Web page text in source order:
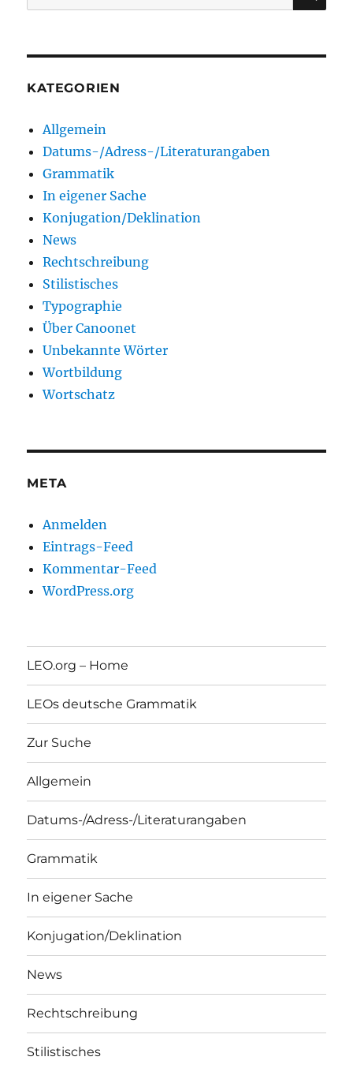
nach:
KATEGORIEN
Allgemein
Datums-/Adress-/Literaturangaben
Grammatik
In eigener Sache
Konjugation/Deklination
News
Rechtschreibung
Stilistisches
Typographie
Über Canoonet
Unbekannte Wörter
Wortbildung
Wortschatz
META
Anmelden
Eintrags-Feed
Kommentar-Feed
WordPress.org
LEO.org – Home
LEOs deutsche Grammatik
Zur Suche
Allgemein
Datums-/Adress-/Literaturangaben
Grammatik
In eigener Sache
Konjugation/Deklination
News
Rechtschreibung
Stilistisches